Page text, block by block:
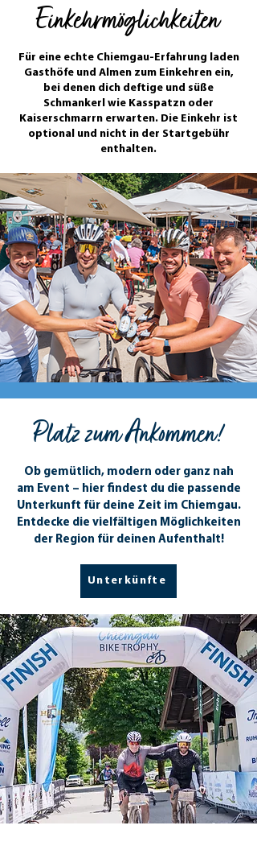
Einkehrmöglichkeiten
Für eine echte Chiemgau-Erfahrung laden
Gasthöfe und Almen zum Einkehren ein,
bei denen dich deftige und süße
Schmankerl wie Kasspatzn oder
Kaiserschmarrn erwarten. Die Einkehr ist
optional und nicht in der Startgebühr
enthalten.
Platz zum Ankommen!
Ob gemütlich, modern oder ganz nah
am Event – hier findest du die passende
Unterkunft für deine Zeit im Chiemgau.
Entdecke die vielfältigen Möglichkeiten
der Region für deinen Aufenthalt!
Unterkünfte